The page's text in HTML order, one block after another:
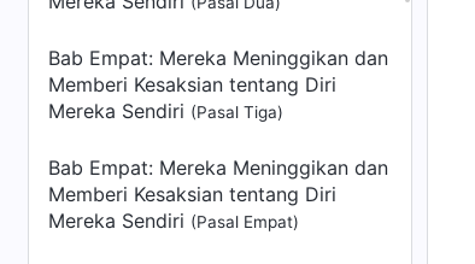
Bab Empat: Mereka Meninggikan dan
Memberi Kesaksian tentang Diri
Mereka Sendiri (Pasal Tiga)
Bab Empat: Mereka Meninggikan dan
Memberi Kesaksian tentang Diri
Mereka Sendiri (Pasal Empat)